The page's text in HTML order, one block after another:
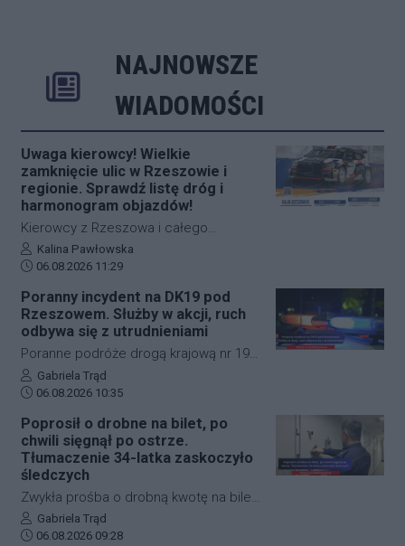
NAJNOWSZE
WIADOMOŚCI
Uwaga kierowcy! Wielkie
zamknięcie ulic w Rzeszowie i
regionie. Sprawdź listę dróg i
harmonogram objazdów!
Kierowcy z Rzeszowa i całego
Podkarpacia muszą przygotować się
na spore utrudnienia na drogach. W
dniach 6–8 sierpnia 2026 roku
odbędzie się MARMA 35. Rajd
Rzeszowski. Jedna z największych
imprez motorowych w Polsce oznacza
czasowe wyłączenia z ruchu wielu
kluczowych odcinków oraz całych ulic
Sprawdź dokładnie harmonogram i
wyznaczone objazdy, aby nie utknąć w
korkach!
Autor artykułu:
Kalina Pawłowska
Data dodania artykułu:
06.08.2026 11:29
Poranny incydent na DK19 pod
Rzeszowem. Służby w akcji, ruch
odbywa się z utrudnieniami
Poranne podróże drogą krajową nr 19
w okolicach Rzeszowa zostały nagle
zakłócone przez niebezpieczne
zdarzenie drogowe. W miejscowości
Boguchwała doszło do zderzenia
samochodu osobowego z rowerzystą.
Na miejscu pracują służby ratunkowe, a
policja prowadzi czynności
wyjaśniające i dba o zachowanie
płynności przejazdu.
Autor artykułu:
Gabriela Trąd
Data dodania artykułu:
06.08.2026 10:35
Poprosił o drobne na bilet, po
chwili sięgnął po ostrze.
Tłumaczenie 34-latka zaskoczyło
śledczych
Zwykła prośba o drobną kwotę na bilet
w ułamku sekundy przerodziła się w
groźną sytuację. Na ulicy Okulickiego w
Autor artykułu:
Gabriela Trąd
Data dodania artykułu:
06.08.2026 09:28